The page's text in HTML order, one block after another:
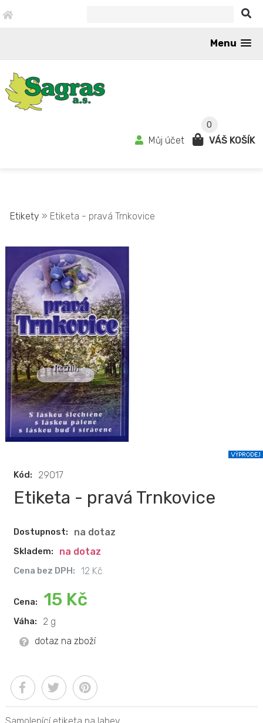
Menu
0
Můj účet VÁŠ KOŠÍK
Etikety » Etiketa - pravá Trnkovice
Kód: 29017
Etiketa - pravá Trnkovice
Dostupnost: na dotaz
Skladem: na dotaz
Cena bez DPH: 12 Kč
Cena: 15 Kč
Váha:
2 g
dotaz na zboží